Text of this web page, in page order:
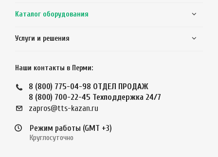
Каталог оборудования
Услуги и решения
Наши контакты в Перми:
8 (800) 775-04-98 ОТДЕЛ ПРОДАЖ
8 (800) 700-22-45 Техподдержка 24/7
zapros@tts-kazan.ru
Режим работы (GMT +3)
Круглосуточно